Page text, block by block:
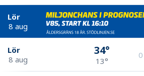
Lör
8 aug
Lör
8 aug
34°
13°
0